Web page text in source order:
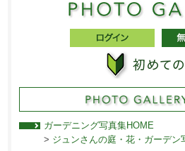
ガーデニング写真集HOME
> ジュンさんの庭・花・ガーデン